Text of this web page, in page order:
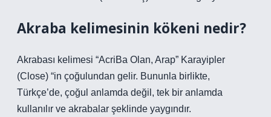
Akraba kelimesinin kökeni nedir?
Akrabası kelimesi “AcriBa Olan, Arap” Karayipler
(Close) “in çoğulundan gelir. Bununla birlikte,
Türkçe’de, çoğul anlamda değil, tek bir anlamda
kullanılır ve akrabalar şeklinde yaygındır.